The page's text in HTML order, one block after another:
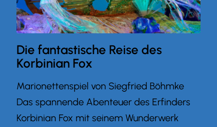
Die fantastische Reise des
Korbinian Fox
Marionettenspiel von Siegfried Böhmke
Das spannende Abenteuer des Erfinders
Korbinian Fox mit seinem Wunderwerk